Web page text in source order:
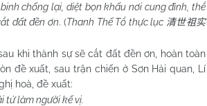
chống lại, diệt bọn khấu nơi cung đình, thể
đất đền ơn. (Thanh Thế Tổ thực lục 清世祖实
khi thành sự sẽ cắt đất đền ơn, hoàn toàn
đề xuất, sau trận chiến ở Sơn Hải quan, Lí
hoà, đề xuất:
tử làm người kế vị.